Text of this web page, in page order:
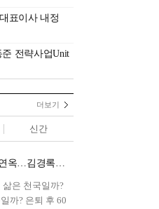
표이사 내정
전략사업Unit
더보기
신간
[신간]은퇴연옥…김경록의 은퇴 후 삶의 나침반
삶은 천국일까?
까? 은퇴 후 60